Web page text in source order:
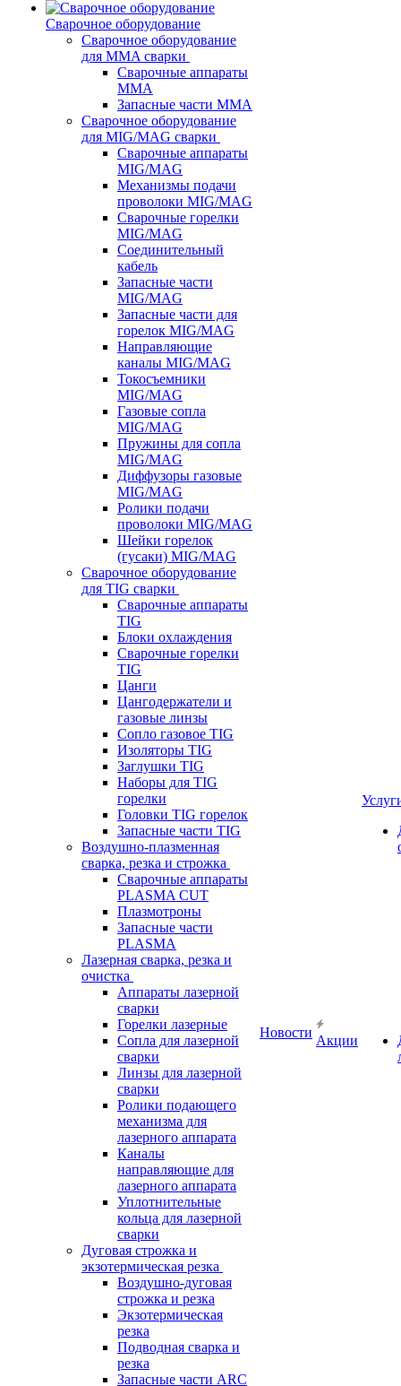
Сварочное оборудование
Сварочное оборудование
для MMA сварки
Сварочные аппараты
MMA
Запасные части MMA
Сварочное оборудование
для MIG/MAG сварки
Сварочные аппараты
MIG/MAG
Механизмы подачи
проволоки MIG/MAG
Сварочные горелки
MIG/MAG
Соединительный
кабель
Запасные части
MIG/MAG
Запасные части для
горелок MIG/MAG
Направляющие
каналы MIG/MAG
Токосъемники
MIG/MAG
Газовые сопла
MIG/MAG
Пружины для сопла
MIG/MAG
Диффузоры газовые
MIG/MAG
Ролики подачи
проволоки MIG/MAG
Шейки горелок
(гусаки) MIG/MAG
Сварочное оборудование
для TIG сварки
Сварочные аппараты
TIG
Блоки охлаждения
Сварочные горелки
TIG
Цанги
Цангодержатели и
газовые линзы
Сопло газовое TIG
Изоляторы TIG
Заглушки TIG
Наборы для TIG
горелки
Головки TIG горелок
Запасные части TIG
Воздушно-плазменная
сварка, резка и строжка
Сварочные аппараты
PLASMA CUT
Плазмотроны
Запасные части
PLASMA
Лазерная сварка, резка и
очистка
Аппараты лазерной
сварки
Горелки лазерные
Сопла для лазерной
сварки
Линзы для лазерной
сварки
Ролики подающего
механизма для
лазерного аппарата
Каналы
направляющие для
лазерного аппарата
Уплотнительные
кольца для лазерной
сварки
Дуговая строжка и
экзотермическая резка
Воздушно-дуговая
строжка и резка
Экзотермическая
резка
Подводная сварка и
резка
Запасные части ARC
Новости
Акции